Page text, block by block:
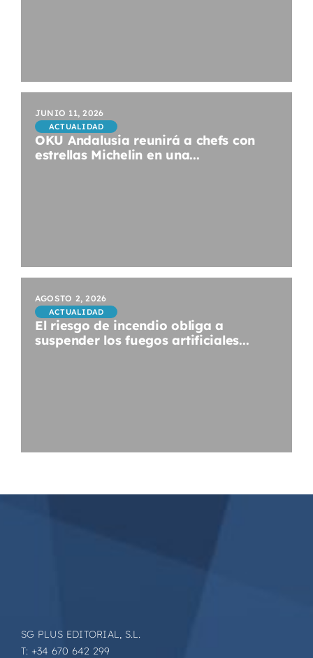
JUNIO 11, 2026
ACTUALIDAD
OKU Andalusia reunirá a chefs con
estrellas Michelin en una...
AGOSTO 2, 2026
ACTUALIDAD
El riesgo de incendio obliga a
suspender los fuegos artificiales...
SG PLUS EDITORIAL, S.L.
T: +34 670 642 299